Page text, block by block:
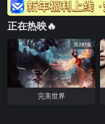
正在热映🔥
第281集
完美世界